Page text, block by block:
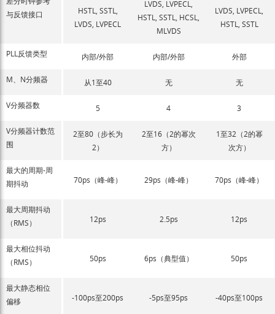
与反馈接口
HSTL, SSTL,
LVDS, LVPECL
LVDS, LVPECL,
HSTL, SSTL, HCSL,
MLVDS
LVDS, LVPECL,
HSTL, SSTL
PLL反馈类型 内部/外部 内部/外部 外部
M、N分频器 从1至40 无 无
V分频器数 5 4 3
V分频器计数范
围
2至80（步长为
2）
2至16（2的幂次
方）
1至32（2的幂
次方）
最大的周期-周
期抖动
70ps（峰-峰） 29ps（峰-峰） 70ps（峰-峰）
最大周期抖动
（RMS）
12ps 2.5ps 12ps
最大相位抖动
（RMS）
50ps 6ps（典型值） 50ps
最大静态相位
偏移
-100ps至200ps -5ps至95ps -40ps至100ps